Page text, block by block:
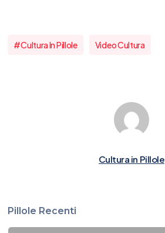
#cultura In Pillole Video Cultura
Cultura in Pillole
Pillole Recenti